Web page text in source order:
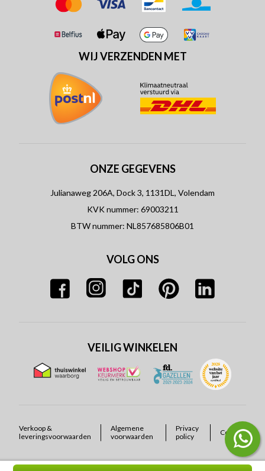
WIJ VERZENDEN MET
ONZE GEGEVENS
Julianaweg 206A, Dock 3, 1131DL, Volendam
KVK nummer: 69003211
BTW nummer: NL857685806B01
VOLG ONS
Verkoop &
leveringsvoorwaarden
Algemene
voorwaarden
Privacy
policy
Cookies
VEILIG WINKELEN